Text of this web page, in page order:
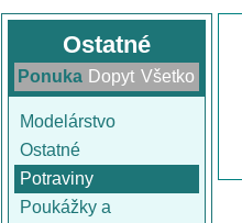
Ostatné
Ponuka Dopyt Všetko
Modelárstvo
Ostatné
Potraviny
Poukážky a